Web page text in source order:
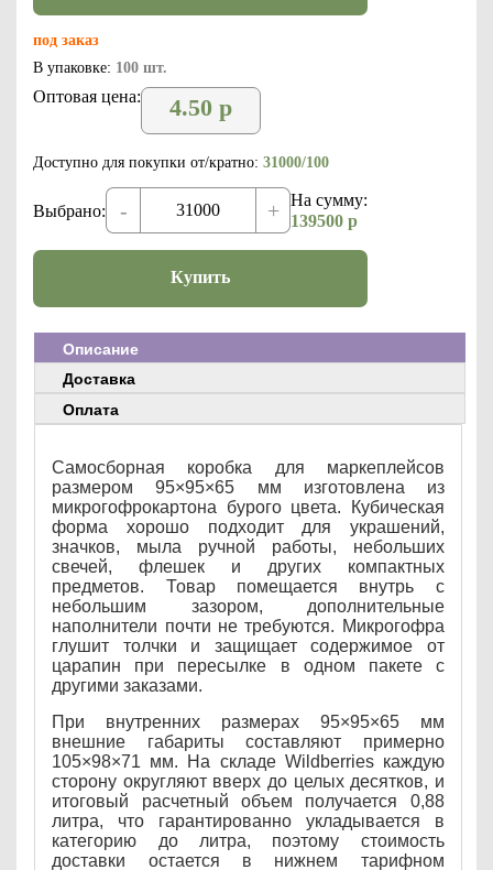
под заказ
В упаковке: 100 шт.
Оптовая цена: 4.50 р
Доступно для покупки от/кратно: 31000/100
Выбрано: - +
На сумму:
139500 р
Купить
Описание
Доставка
Оплата
Самосборная коробка для маркеплейсов
размером 95×95×65 мм изготовлена из
микрогофрокартона бурого цвета. Кубическая
форма хорошо подходит для украшений,
значков, мыла ручной работы, небольших
свечей, флешек и других компактных
предметов. Товар помещается внутрь с
небольшим зазором, дополнительные
наполнители почти не требуются. Микрогофра
глушит толчки и защищает содержимое от
царапин при пересылке в одном пакете с
другими заказами.
При внутренних размерах 95×95×65 мм
внешние габариты составляют примерно
105×98×71 мм. На складе Wildberries каждую
сторону округляют вверх до целых десятков, и
итоговый расчетный объем получается 0,88
литра, что гарантированно укладывается в
категорию до литра, поэтому стоимость
доставки остается в нижнем тарифном